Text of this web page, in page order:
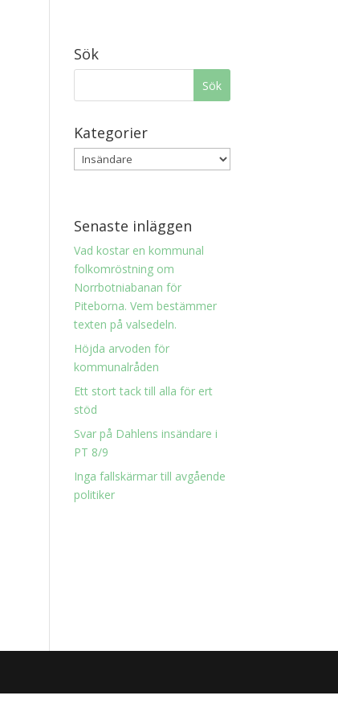
Sök
Kategorier
Senaste inläggen
Vad kostar en kommunal
folkomröstning om
Norrbotniabanan för
Piteborna. Vem bestämmer
texten på valsedeln.
Höjda arvoden för
kommunalråden
Ett stort tack till alla för ert
stöd
Svar på Dahlens insändare i
PT 8/9
Inga fallskärmar till avgående
politiker